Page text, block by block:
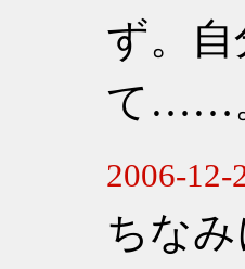
ず。
て……
ちな